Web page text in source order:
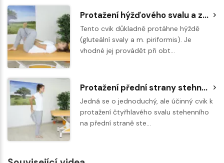
Protažení hýžďového svalu a zvýšení rozsahu pohyblivosti kyčlí
Tento cvik důkladně protáhne hýždě
(gluteální svaly a m. piriformis). Je
vhodné jej provádět při obt…
Protažení přední strany stehna ve stoji
Jedná se o jednoduchý, ale účinný cvik k
protažení čtyřhlavého svalu stehenního
na přední straně ste…